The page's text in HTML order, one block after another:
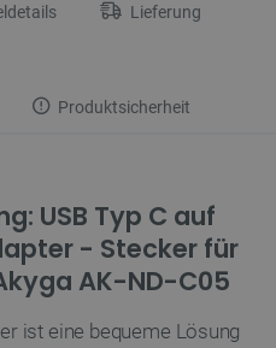
Lieferung
Produktsicherheit
USB Typ C auf
- Stecker für
AK-ND-C05
ist eine bequeme Lösung